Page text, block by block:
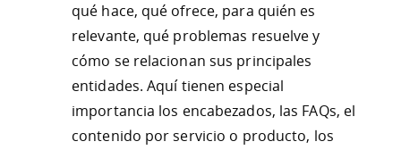
qué hace, qué ofrece, para quién es
relevante, qué problemas resuelve y
cómo se relacionan sus principales
entidades. Aquí tienen especial
importancia los encabezados, las FAQs, el
contenido por servicio o producto, los